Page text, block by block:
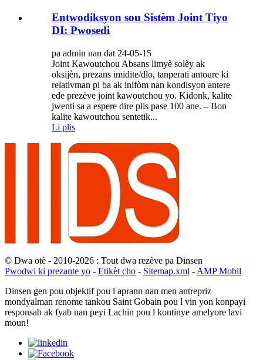
Entwodiksyon sou Sistèm Joint Tiyo
DI: Pwosedi
pa admin nan dat 24-05-15
Joint Kawoutchou Absans limyè solèy ak
oksijèn, prezans imidite/dlo, tanperati antoure ki
relativman pi ba ak inifòm nan kondisyon antere
ede prezève joint kawoutchou yo. Kidonk, kalite
jwenti sa a espere dire plis pase 100 ane. – Bon
kalite kawoutchou sentetik...
Li plis
© Dwa otè - 2010-2026 : Tout dwa rezève pa Dinsen
Pwodwi ki prezante yo - Etikèt cho - Sitemap.xml - AMP Mobil
Dinsen gen pou objektif pou l aprann nan men antrepriz
mondyalman renome tankou Saint Gobain pou l vin yon konpayi
responsab ak fyab nan peyi Lachin pou l kontinye amelyore lavi
moun!